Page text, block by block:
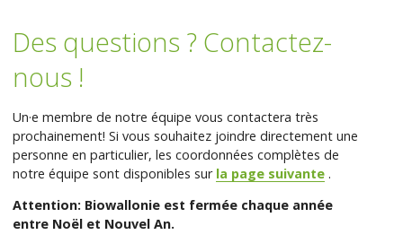
Des questions ? Contactez-
nous !
Un·e membre de notre équipe vous contactera très
prochainement! Si vous souhaitez joindre directement une
personne en particulier, les coordonnées complètes de
notre équipe sont disponibles sur la page suivante .
Attention: Biowallonie est fermée chaque année
entre Noël et Nouvel An.